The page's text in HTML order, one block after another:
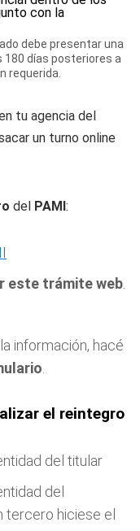
debe presentar una
180 días posteriores a
requerida.
tu agencia del
un turno online
del PAMI:
este trámite web
información, hacé
el reintegro
del titular
del
tercero hiciese el